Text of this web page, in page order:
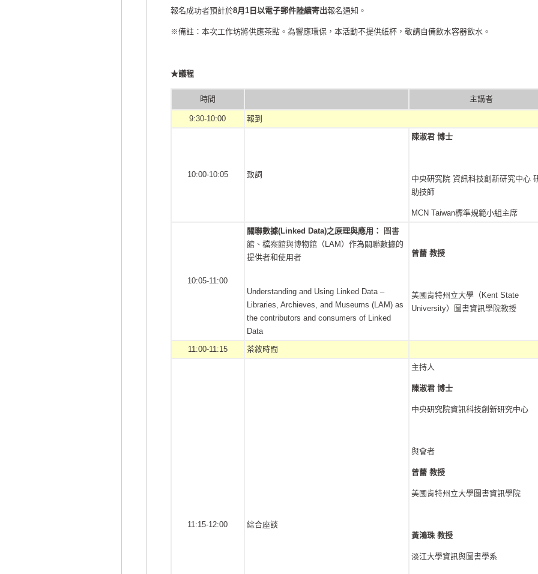
報名成功者預計於8月1日以電子郵件陸續寄出報名通知。
※備註：本次工作坊將供應茶點。為響應環保，本活動不提供紙杯，敬請自備飲水容器飲水。
★議程
時間 主講者
9:30-10:00 報到
10:00-10:05 致詞
陳淑君 博士
中央研究院 資訊科技創新研究中心
助技師
MCN Taiwan標準規範小組主席
10:05-11:00
關聯數據(Linked Data)之原理與應用：
圖書
館、檔案館與博物館（LAM）作為關聯數據的
提供者和使用者
Understanding and Using Linked Data –
Libraries, Archieves, and Museums (LAM) as
the contributors and consumers of Linked
Data
曾蕾 教授
美國肯特州立大學（Kent State
University）圖書資訊學院教授
11:00-11:15 茶敘時間
11:15-12:00 綜合座談
主持人
陳淑君 博士
中央研究院資訊科技創新研究中心
與會者
曾蕾 教授
美國肯特州立大學圖書資訊學院
黃鴻珠 教授
淡江大學資訊與圖書學系